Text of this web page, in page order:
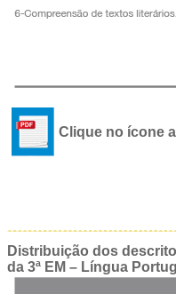
Clique no ícone
Distribuição dos
da 3ª EM – Língua